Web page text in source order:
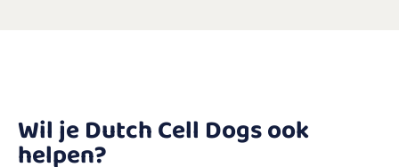
Wil je Dutch Cell Dogs ook
helpen?